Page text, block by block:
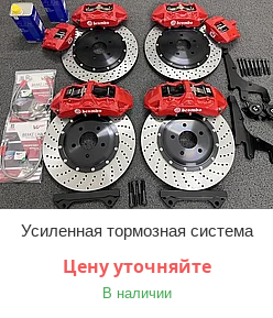
Усиленная тормозная система
Цену уточняйте
В наличии